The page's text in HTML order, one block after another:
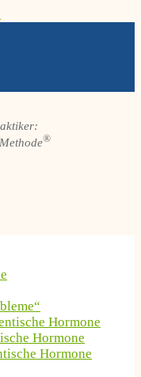
®
Hormone
Hormone
Hormone